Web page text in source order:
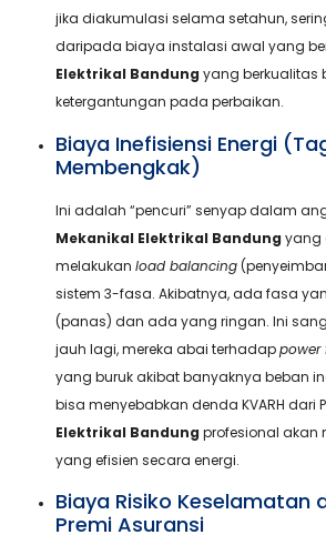
jika diakumulasi selama setahun,
daripada biaya instalasi awal yang
Elektrikal Bandung yang berkualitas
ketergantungan pada perbaikan.
Biaya Inefisiensi Energi
Membengkak)
Ini adalah “pencuri” senyap dalam
Mekanikal Elektrikal Bandung yang
melakukan load balancing
sistem 3-fasa. Akibatnya, ada fasa
(panas) dan ada yang ringan. Ini
jauh lagi, mereka abai terhadappower
yang buruk akibat banyaknya beban
bisa menyebabkan denda KVARH dari
Elektrikal Bandung profesional akan
yang efisien secara energi.
Biaya Risiko Keselamatan
Premi Asuransi